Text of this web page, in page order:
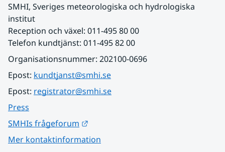
SMHI, Sveriges meteorologiska och hydrologiska
institut
Reception och växel: 011-495 80 00
Telefon kundtjänst: 011-495 82 00
Organisationsnummer: 202100-0696
Epost: kundtjanst@smhi.se
Epost: registrator@smhi.se
Press
SMHIs frågeforum
Mer kontaktinformation